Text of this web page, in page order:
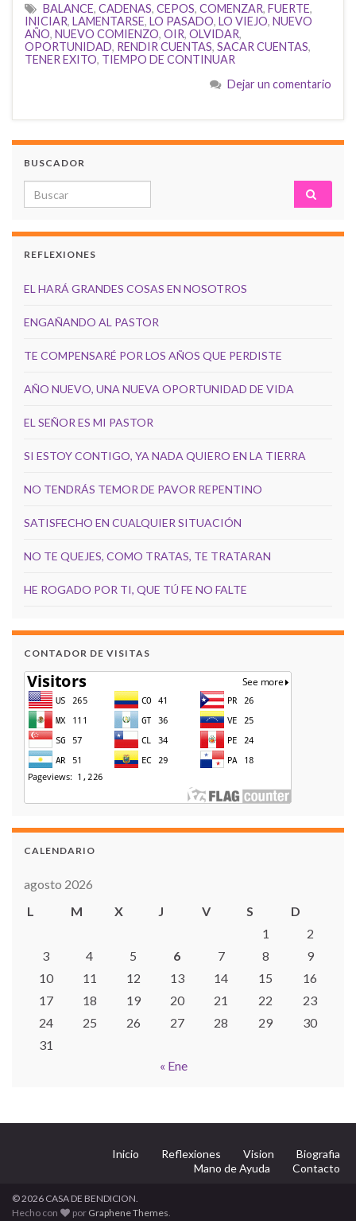
BALANCE, CADENAS, CEPOS, COMENZAR, FUERTE,
INICIAR, LAMENTARSE, LO PASADO, LO VIEJO, NUEVO
AÑO, NUEVO COMIENZO, OIR, OLVIDAR,
OPORTUNIDAD, RENDIR CUENTAS, SACAR CUENTAS,
TENER EXITO, TIEMPO DE CONTINUAR
Dejar un comentario
BUSCADOR
Search for:
REFLEXIONES
EL HARÁ GRANDES COSAS EN NOSOTROS
ENGAÑANDO AL PASTOR
TE COMPENSARÉ POR LOS AÑOS QUE PERDISTE
AÑO NUEVO, UNA NUEVA OPORTUNIDAD DE VIDA
EL SEÑOR ES MI PASTOR
SI ESTOY CONTIGO, YA NADA QUIERO EN LA TIERRA
NO TENDRÁS TEMOR DE PAVOR REPENTINO
SATISFECHO EN CUALQUIER SITUACIÓN
NO TE QUEJES, COMO TRATAS, TE TRATARAN
HE ROGADO POR TI, QUE TÚ FE NO FALTE
CONTADOR DE VISITAS
CALENDARIO
agosto 2026
L
M X J V S
D
1
2
3
4 5 6 7 8
9
10
11 12 13 14 15
16
17
18 19 20 21 22
23
24
25 26 27 28 29
30
31
« Ene
Inicio Reflexiones Vision
Biografia
Mano de Ayuda
Contacto
© 2026 CASA DE BENDICION.
Hecho con
por Graphene Themes.